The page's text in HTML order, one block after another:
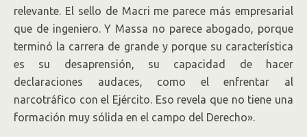
relevante. El sello de Macri me parece más empresarial
que de ingeniero. Y Massa no parece abogado, porque
terminó la carrera de grande y porque su característica
es su desaprensión, su capacidad de hacer
declaraciones audaces, como el enfrentar al
narcotráfico con el Ejército. Eso revela que no tiene una
formación muy sólida en el campo del Derecho».